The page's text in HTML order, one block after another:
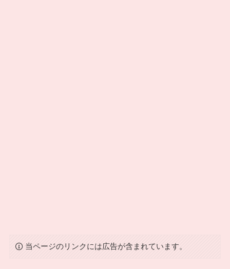
当ページのリンクには広告が含まれています。